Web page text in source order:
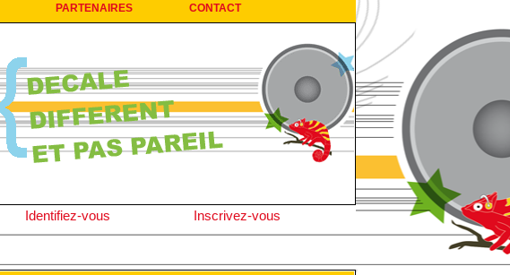
PARTENAIRES CONTACT
Identifiez-vous Inscrivez-vous